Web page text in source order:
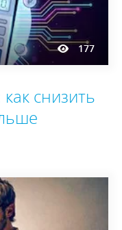
177
снизить